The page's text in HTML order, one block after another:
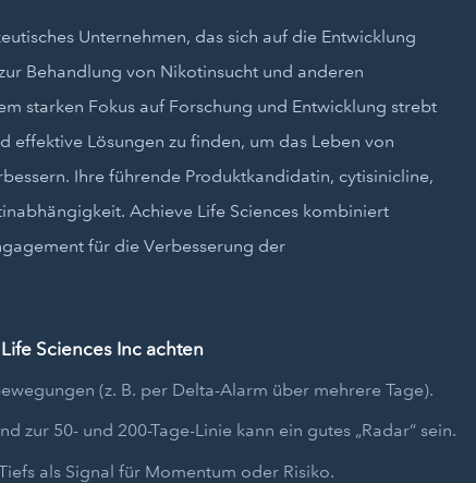
Unternehmen, das sich auf die Entwicklung
Behandlung von Nikotinsucht und anderen
starken Fokus auf Forschung und Entwicklung strebt
effektive Lösungen zu finden, um das Leben von
Ihre führende Produktkandidatin, cytisinicline,
Achieve Life Sciences kombiniert
für die Verbesserung der
Sciences Inc achten
(z. B. per Delta-Alarm über mehrere Tage).
zur 50- und 200-Tage-Linie kann ein gutes „Radar“ sein.
als Signal für Momentum oder Risiko.